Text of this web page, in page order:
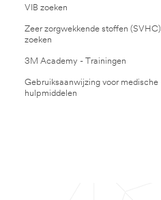
VIB zoeken
Zeer zorgwekkende stoffen (SVHC)
zoeken
3M Academy - Trainingen
Gebruiksaanwijzing voor medische
hulpmiddelen